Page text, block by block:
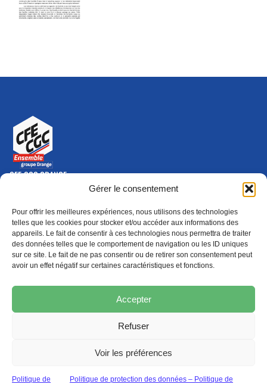
Gérer le consentement
Pour offrir les meilleures expériences, nous utilisons des technologies
telles que les cookies pour stocker et/ou accéder aux informations des
appareils. Le fait de consentir à ces technologies nous permettra de traiter
des données telles que le comportement de navigation ou les ID uniques
sur ce site. Le fait de ne pas consentir ou de retirer son consentement peut
avoir un effet négatif sur certaines caractéristiques et fonctions.
Accepter
Refuser
Voir les préférences
Politique de Politique de protection des données – Politique de
CFE-CGC ORANGE
10-12 rue Saint Amand, 75015 Paris Cedex 15
Nous contacter
01 46 79 28 74
S'ABONNER(NOUVELLE FENÊTRE)
ADHÉRER
Épargne
(nouvelle fenêtre) Formation
(nouvelle fenêtre)
POLITIQUE DE COOKIES